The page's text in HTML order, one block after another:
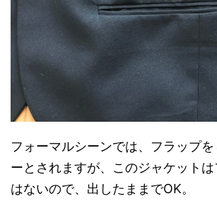
フォーマルシーンでは、フラップ
ーとされますが、このジャケット
はないので、出したままでOK。